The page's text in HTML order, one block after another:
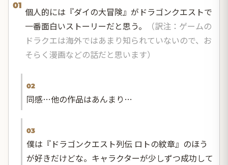
01
個人的には『ダイの大冒険』がドラゴンクエストで
一番面白いストーリーだと思う。
（訳注：ゲームの
ドラクエは海外ではあまり知られていないので、お
そらく漫画などの話だと思います）
02
同感…他の作品はあんまり…
03
僕は『ドラゴンクエスト列伝 ロトの紋章』のほう
が好きだけどな。キャラクターが少しずつ成功して